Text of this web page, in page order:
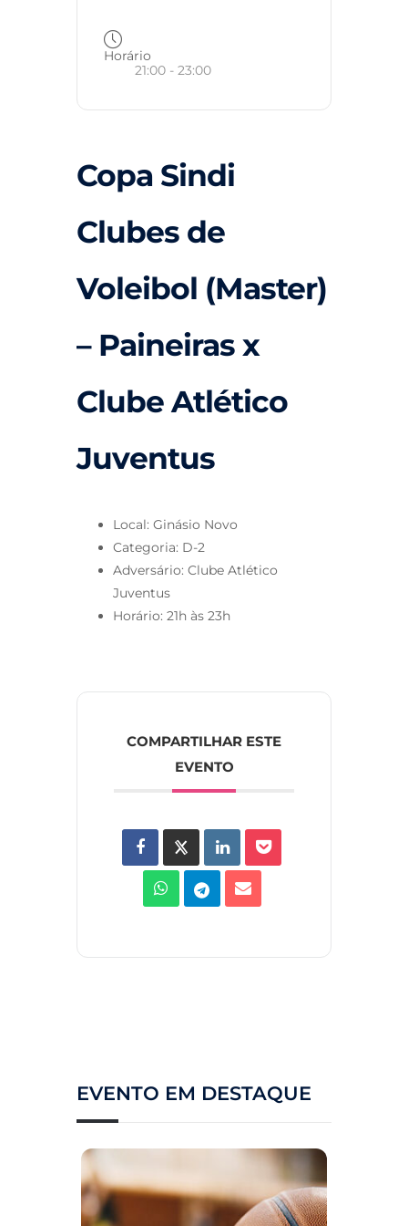
Horário
21:00 - 23:00
Copa Sindi
Clubes de
Voleibol (Master)
– Paineiras x
Clube Atlético
Juventus
Local: Ginásio Novo
Categoria: D-2
Adversário: Clube Atlético
Juventus
Horário: 21h às 23h
COMPARTILHAR ESTE
EVENTO
EVENTO EM DESTAQUE